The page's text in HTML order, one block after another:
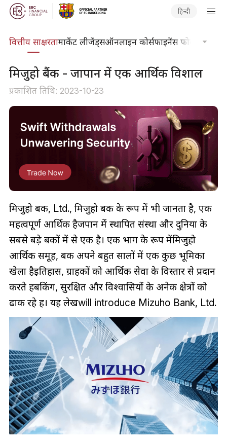
हिन्दी
वित्तीय साक्षरतामार्केट लीजेंड्सऑनलाइन कोर्सफाइनेंस फोकस
मिजुहो बैंक - जापान में एक आर्थिक विशाल
प्रकाशित तिथि: 2023-10-23
मिजुहो बैंक, Ltd., मिजुहो बैंक के रूप में भी जानता है, एक
महत्वपूर्ण आर्थिक हैजपान में स्थापित संस्था और दुनिया के
सबसे बड़े बैंकों में से एक है। एक भाग के रूप मेंमिजुहो
आर्थिक समूह, बैंक अपने बहुत सालों में एक कुछ भूमिका
खेला हैइतिहास, ग्राहकों को आर्थिक सेवा के विस्तार से प्रदान
करते हैंबैंकिंग, सुरक्षित और विश्वासियों के अनेक क्षेत्रों को
ढाक रहे हैं। यह लेखwill introduce Mizuho Bank, Ltd.